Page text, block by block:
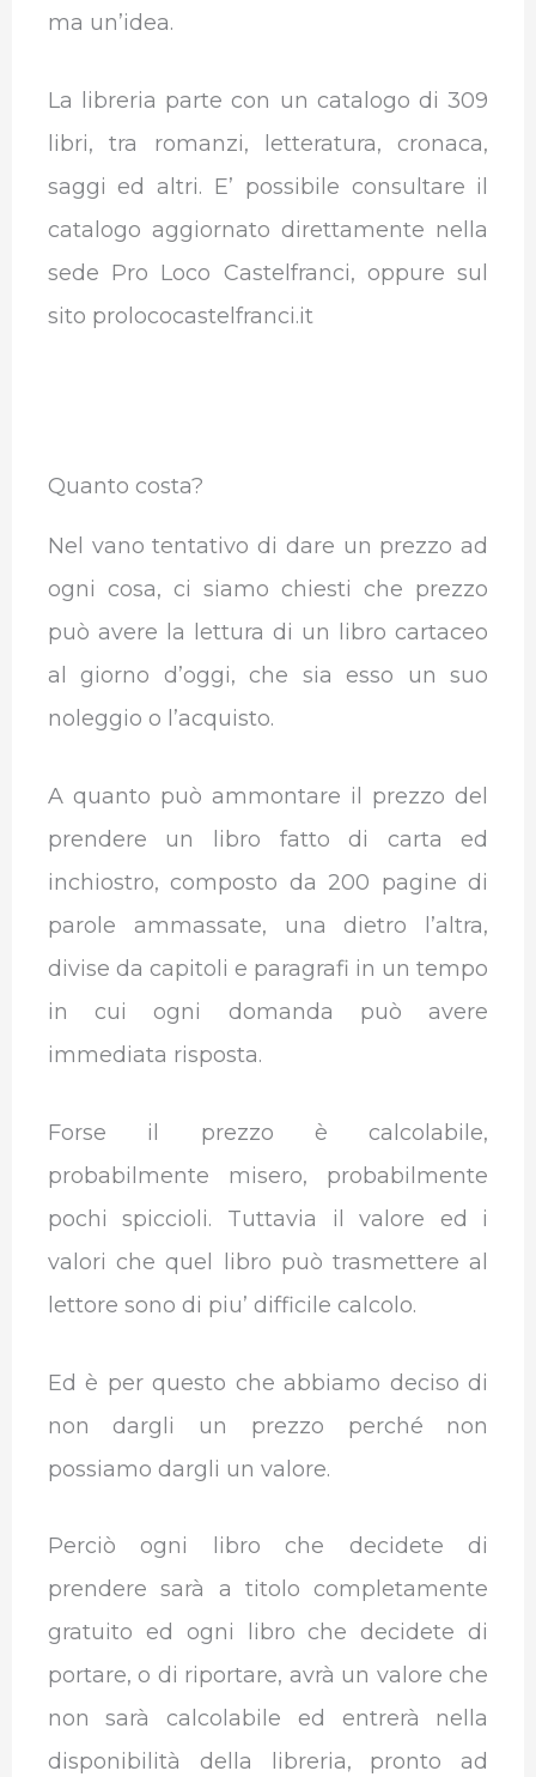
ma un’idea.
La libreria parte con un catalogo di 309
libri, tra romanzi, letteratura, cronaca,
saggi ed altri. E’ possibile consultare il
catalogo aggiornato direttamente nella
sede Pro Loco Castelfranci, oppure sul
sito prolococastelfranci.it
Quanto costa?
Nel vano tentativo di dare un prezzo ad
ogni cosa, ci siamo chiesti che prezzo
può avere la lettura di un libro cartaceo
al giorno d’oggi, che sia esso un suo
noleggio o l’acquisto.
A quanto può ammontare il prezzo del
prendere un libro fatto di carta ed
inchiostro, composto da 200 pagine di
parole ammassate, una dietro l’altra,
divise da capitoli e paragrafi in un tempo
in cui ogni domanda può avere
immediata risposta.
Forse il prezzo è calcolabile,
probabilmente misero, probabilmente
pochi spiccioli. Tuttavia il valore ed i
valori che quel libro può trasmettere al
lettore sono di piu’ difficile calcolo.
Ed è per questo che abbiamo deciso di
non dargli un prezzo perché non
possiamo dargli un valore.
Perciò ogni libro che decidete di
prendere sarà a titolo completamente
gratuito ed ogni libro che decidete di
portare, o di riportare, avrà un valore che
non sarà calcolabile ed entrerà nella
disponibilità della libreria, pronto ad